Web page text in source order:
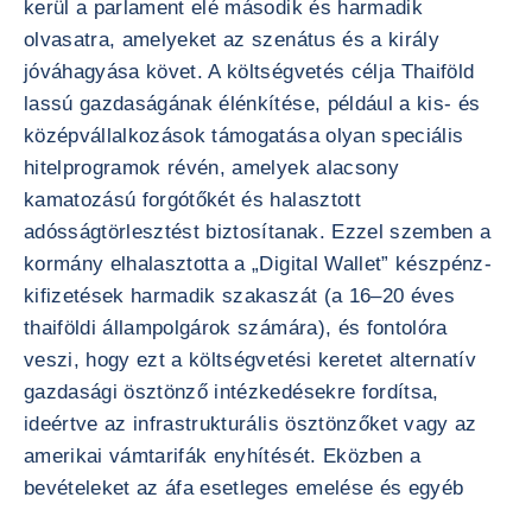
kerül a parlament elé második és harmadik
olvasatra, amelyeket az szenátus és a király
jóváhagyása követ. A költségvetés célja Thaiföld
lassú gazdaságának élénkítése, például a kis- és
középvállalkozások támogatása olyan speciális
hitelprogramok révén, amelyek alacsony
kamatozású forgótőkét és halasztott
adósságtörlesztést biztosítanak. Ezzel szemben a
kormány elhalasztotta a „Digital Wallet” készpénz-
kifizetések harmadik szakaszát (a 16–20 éves
thaiföldi állampolgárok számára), és fontolóra
veszi, hogy ezt a költségvetési keretet alternatív
gazdasági ösztönző intézkedésekre fordítsa,
ideértve az infrastrukturális ösztönzőket vagy az
amerikai vámtarifák enyhítését. Eközben a
bevételeket az áfa esetleges emelése és egyéb